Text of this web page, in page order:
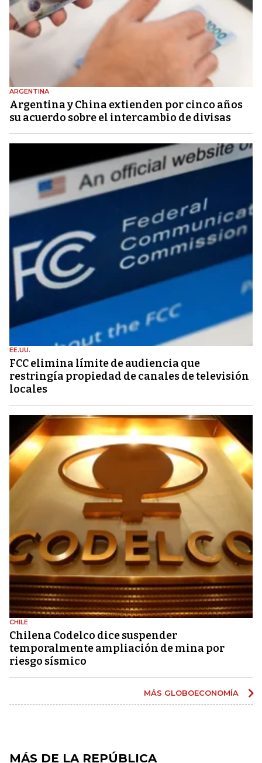
ARGENTINA
Argentina y China extienden por cinco años
su acuerdo sobre el intercambio de divisas
EE.UU.
FCC elimina límite de audiencia que
restringía propiedad de canales de televisión
locales
CHILE
Chilena Codelco dice suspender
temporalmente ampliación de mina por
riesgo sísmico
MÁS GLOBOECONOMÍA
MÁS DE LA REPÚBLICA